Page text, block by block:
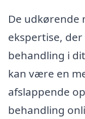
De udkørende
ekspertise,
behandling i
kan være en
afslappende
behandling